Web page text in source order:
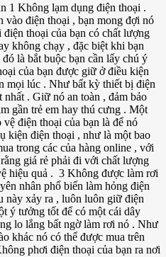
1 Không lạm dụng điện thoại .
vào điện thoại , bạn mong đợi nó
thoại của bạn có chất lượng
không chạy , đặc biệt khi bạn
là bắt buộc bạn cần lấy chú ý
của bạn được giữ ở điều kiện
mọi lúc . Như bất kỳ thiết bị điện
nhất . Giữ nó an toàn , đảm bảo
gần trẻ em hay thú cưng . Một
điện thoại của bạn là để nó
kiện điện thoại , như là một bao
trong các của hàng online , với
giá rẻ phải đi với chất lượng
hiệu quả . 3 Không được làm rơi
nhân phổ biến làm hỏng điện
này xảy ra , luôn luôn giữ điện
ý tưởng tốt để có một cái dây
lo lắng bất ngờ làm rơi nó . Như
khác nó có thể được mua trên
phơi điện thoại của bạn ra nơi